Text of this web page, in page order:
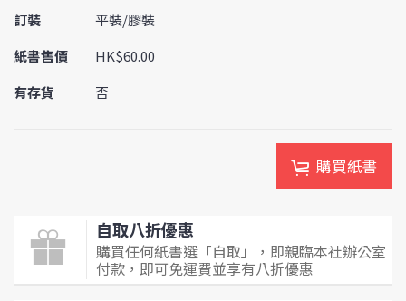
訂裝
平裝/膠裝
紙書售價
HK$60.00
有存貨
否
購買紙書
自取八折優惠
購買任何紙書選「自取」，即親臨本社辦公室
付款，即可免運費並享有八折優惠